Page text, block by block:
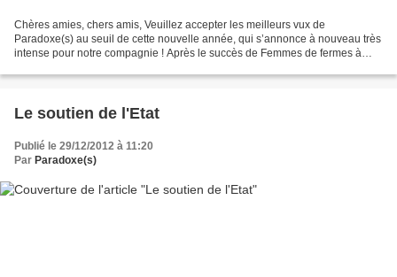
Chères amies, chers amis, Veuillez accepter les meilleurs vux de
Paradoxe(s) au seuil de cette nouvelle année, qui s’annonce à nouveau très
intense pour notre compagnie ! Après le succès de Femmes de fermes à
Le soutien de l'Etat
Publié le 29/12/2012 à 11:20
Par Paradoxe(s)